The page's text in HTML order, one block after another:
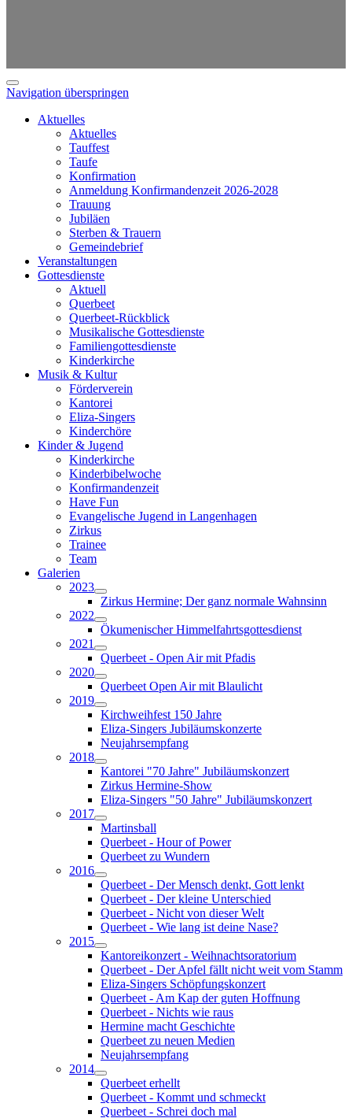
Navigation überspringen
Aktuelles
Aktuelles
Tauffest
Taufe
Konfirmation
Anmeldung Konfirmandenzeit 2026-2028
Trauung
Jubiläen
Sterben & Trauern
Gemeindebrief
Veranstaltungen
Gottesdienste
Aktuell
Querbeet
Querbeet-Rückblick
Musikalische Gottesdienste
Familiengottesdienste
Kinderkirche
Musik & Kultur
Förderverein
Kantorei
Eliza-Singers
Kinderchöre
Kinder & Jugend
Kinderkirche
Kinderbibelwoche
Konfirmandenzeit
Have Fun
Evangelische Jugend in Langenhagen
Zirkus
Trainee
Team
Galerien
2023
Zirkus Hermine; Der ganz normale Wahnsinn
2022
Ökumenischer Himmelfahrtsgottesdienst
2021
Querbeet - Open Air mit Pfadis
2020
Querbeet Open Air mit Blaulicht
2019
Kirchweihfest 150 Jahre
Eliza-Singers Jubiläumskonzerte
Neujahrsempfang
2018
Kantorei "70 Jahre" Jubiläumskonzert
Zirkus Hermine-Show
Eliza-Singers "50 Jahre" Jubiläumskonzert
2017
Martinsball
Querbeet - Hour of Power
Querbeet zu Wundern
2016
Querbeet - Der Mensch denkt, Gott lenkt
Querbeet - Der kleine Unterschied
Querbeet - Nicht von dieser Welt
Querbeet - Wie lang ist deine Nase?
2015
Kantoreikonzert - Weihnachtsoratorium
Querbeet - Der Apfel fällt nicht weit vom Stamm
Eliza-Singers Schöpfungskonzert
Querbeet - Am Kap der guten Hoffnung
Querbeet - Nichts wie raus
Hermine macht Geschichte
Querbeet zu neuen Medien
Neujahrsempfang
2014
Querbeet erhellt
Querbeet - Kommt und schmeckt
Querbeet - Schrei doch mal